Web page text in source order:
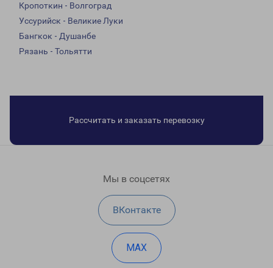
Кропоткин - Волгоград
Уссурийск - Великие Луки
Бангкок - Душанбе
Рязань - Тольятти
Рассчитать и заказать перевозку
Мы в соцсетях
ВКонтакте
MAX